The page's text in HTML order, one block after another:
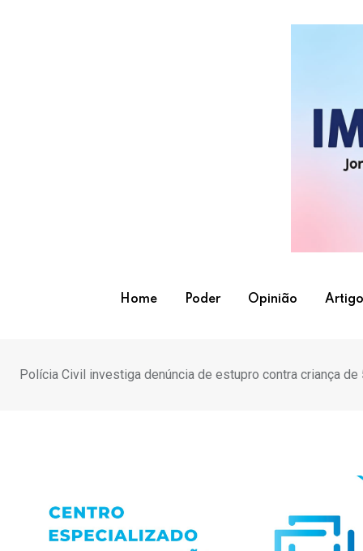
Home Poder Opinião
Polícia Civil investiga denúncia de estupro contra criança